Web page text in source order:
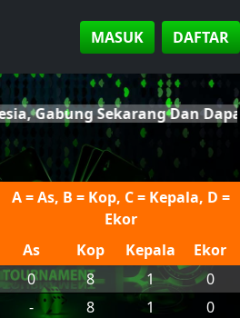
MASUK DAFTAR
Gabung Sekarang Dan
A = As, B = Kop, C = Kepala, D =
Ekor
As
Kop Kepala
Ekor
0 8 1
0
- 8 1
0